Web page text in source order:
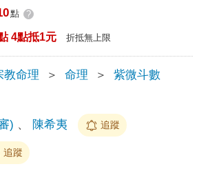
點 ?
4點抵1元 折抵無上限
教命理 ＞ 命理 ＞ 紫微斗數
) 、 陳希夷 追蹤
追蹤